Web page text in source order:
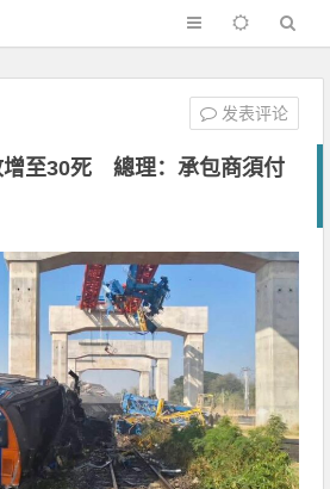
增至30死 總理：承包商須付
发表评论